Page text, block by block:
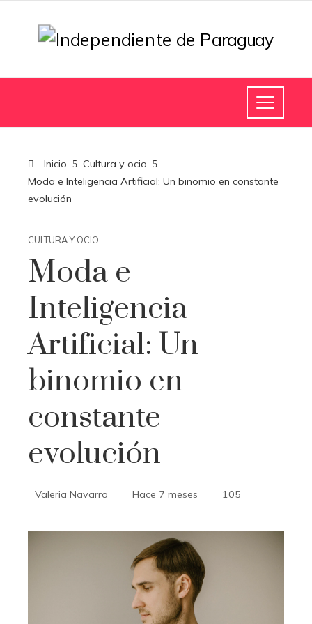
Inicio
Cultura y ocio
Moda e Inteligencia Artificial: Un binomio en constante
evolución
CULTURA Y OCIO
Moda e
Inteligencia
Artificial: Un
binomio en
constante
evolución
Valeria Navarro Hace 7 meses 105